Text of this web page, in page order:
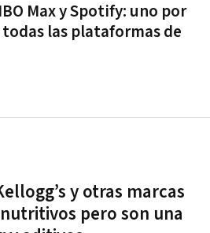
Max y Spotify: uno por
las plataformas de
y otras marcas
pero son una